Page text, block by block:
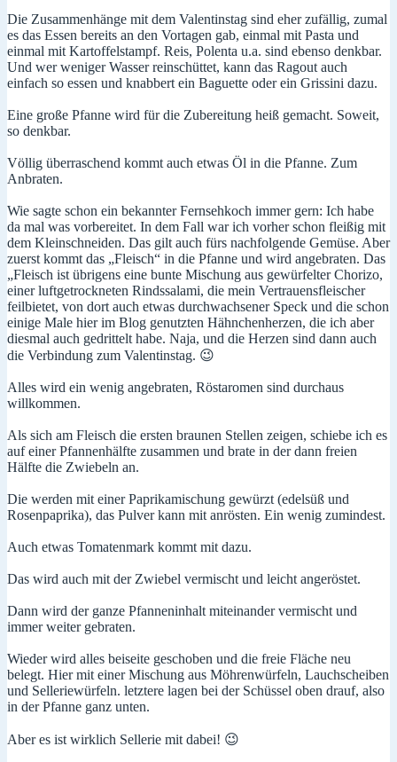
Die Zusammenhänge mit dem Valentinstag sind eher zufällig, zumal
es das Essen bereits an den Vortagen gab, einmal mit Pasta und
einmal mit Kartoffelstampf. Reis, Polenta u.a. sind ebenso denkbar.
Und wer weniger Wasser reinschüttet, kann das Ragout auch
einfach so essen und knabbert ein Baguette oder ein Grissini dazu.
Eine große Pfanne wird für die Zubereitung heiß gemacht. Soweit,
so denkbar.
Völlig überraschend kommt auch etwas Öl in die Pfanne. Zum
Anbraten.
Wie sagte schon ein bekannter Fernsehkoch immer gern: Ich habe
da mal was vorbereitet. In dem Fall war ich vorher schon fleißig mit
dem Kleinschneiden. Das gilt auch fürs nachfolgende Gemüse. Aber
zuerst kommt das „Fleisch“ in die Pfanne und wird angebraten. Das
„Fleisch ist übrigens eine bunte Mischung aus gewürfelter Chorizo,
einer luftgetrockneten Rindssalami, die mein Vertrauensfleischer
feilbietet, von dort auch etwas durchwachsener Speck und die schon
einige Male hier im Blog genutzten Hähnchenherzen, die ich aber
diesmal auch gedrittelt habe. Naja, und die Herzen sind dann auch
die Verbindung zum Valentinstag. 😉
Alles wird ein wenig angebraten, Röstaromen sind durchaus
willkommen.
Als sich am Fleisch die ersten braunen Stellen zeigen, schiebe ich es
auf einer Pfannenhälfte zusammen und brate in der dann freien
Hälfte die Zwiebeln an.
Die werden mit einer Paprikamischung gewürzt (edelsüß und
Rosenpaprika), das Pulver kann mit anrösten. Ein wenig zumindest.
Auch etwas Tomatenmark kommt mit dazu.
Das wird auch mit der Zwiebel vermischt und leicht angeröstet.
Dann wird der ganze Pfanneninhalt miteinander vermischt und
immer weiter gebraten.
Wieder wird alles beiseite geschoben und die freie Fläche neu
belegt. Hier mit einer Mischung aus Möhrenwürfeln, Lauchscheiben
und Selleriewürfeln. letztere lagen bei der Schüssel oben drauf, also
in der Pfanne ganz unten.
Aber es ist wirklich Sellerie mit dabei! 😉